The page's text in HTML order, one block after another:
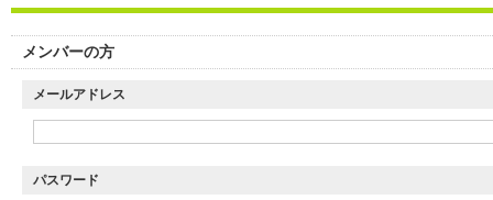
メンバーの方
メールアドレス
パスワード